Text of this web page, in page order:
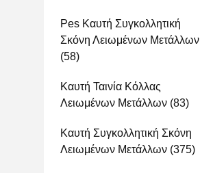
Pes Καυτή Συγκολλητική
Σκόνη Λειωμένων Μετάλλων
(58)
Καυτή Ταινία Κόλλας
Λειωμένων Μετάλλων (83)
Καυτή Συγκολλητική Σκόνη
Λειωμένων Μετάλλων (375)